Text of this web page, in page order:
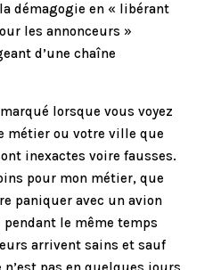
démagogie en « libérant
les annonceurs »
d’une chaîne
lorsque vous voyez
métier ou votre ville que
inexactes voire fausses.
pour mon métier, que
paniquer avec un avion
pendant le même temps
arrivent sains et sauf